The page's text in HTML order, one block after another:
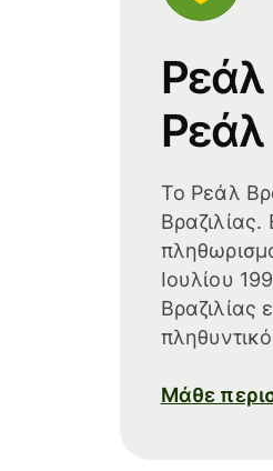
Ρεάλ
Ρεάλ
Το Ρεάλ
Ιουλίου
Βραζιλίας
Μάθε